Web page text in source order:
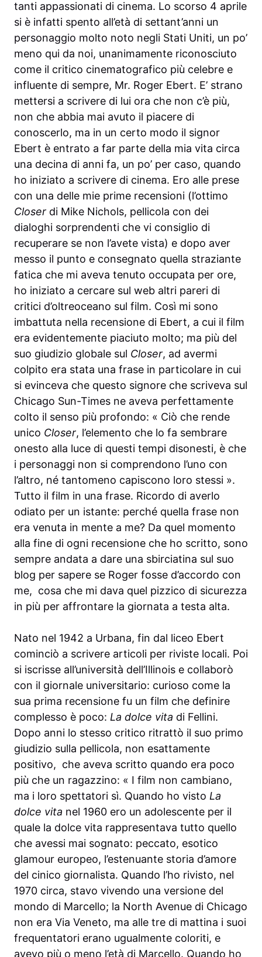
tanti appassionati di cinema. Lo scorso 4 aprile
si è infatti spento all’età di settant’anni un
personaggio molto noto negli Stati Uniti, un po’
meno qui da noi, unanimamente riconosciuto
come il critico cinematografico più celebre e
influente di sempre, Mr. Roger Ebert. E’ strano
mettersi a scrivere di lui ora che non c’è più,
non che abbia mai avuto il piacere di
conoscerlo, ma in un certo modo il signor
Ebert è entrato a far parte della mia vita circa
una decina di anni fa, un po’ per caso, quando
ho iniziato a scrivere di cinema. Ero alle prese
con una delle mie prime recensioni (l’ottimo
Closer di Mike Nichols, pellicola con dei
dialoghi sorprendenti che vi consiglio di
recuperare se non l’avete vista) e dopo aver
messo il punto e consegnato quella straziante
fatica che mi aveva tenuto occupata per ore,
ho iniziato a cercare sul web altri pareri di
critici d’oltreoceano sul film. Così mi sono
imbattuta nella recensione di Ebert, a cui il film
era evidentemente piaciuto molto; ma più del
suo giudizio globale sul Closer, ad avermi
colpito era stata una frase in particolare in cui
si evinceva che questo signore che scriveva sul
Chicago Sun-Times ne aveva perfettamente
colto il senso più profondo: « Ciò che rende
unico Closer, l’elemento che lo fa sembrare
onesto alla luce di questi tempi disonesti, è che
i personaggi non si comprendono l’uno con
l’altro, né tantomeno capiscono loro stessi ».
Tutto il film in una frase. Ricordo di averlo
odiato per un istante: perché quella frase non
era venuta in mente a me? Da quel momento
alla fine di ogni recensione che ho scritto, sono
sempre andata a dare una sbirciatina sul suo
blog per sapere se Roger fosse d’accordo con
me, cosa che mi dava quel pizzico di sicurezza
in più per affrontare la giornata a testa alta.
Nato nel 1942 a Urbana, fin dal liceo Ebert
cominciò a scrivere articoli per riviste locali. Poi
si iscrisse all’università dell’Illinois e collaborò
con il giornale universitario: curioso come la
sua prima recensione fu un film che definire
complesso è poco: La dolce vita di Fellini.
Dopo anni lo stesso critico ritrattò il suo primo
giudizio sulla pellicola, non esattamente
positivo, che aveva scritto quando era poco
più che un ragazzino: « I film non cambiano,
ma i loro spettatori sì. Quando ho visto La
dolce vita nel 1960 ero un adolescente per il
quale la dolce vita rappresentava tutto quello
che avessi mai sognato: peccato, esotico
glamour europeo, l’estenuante storia d’amore
del cinico giornalista. Quando l’ho rivisto, nel
1970 circa, stavo vivendo una versione del
mondo di Marcello; la North Avenue di Chicago
non era Via Veneto, ma alle tre di mattina i suoi
frequentatori erano ugualmente coloriti, e
avevo più o meno l’età di Marcello. Quando ho